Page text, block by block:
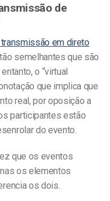
de
em direto
semelhantes que são
o “virtual
que implica que
real, por oposição a
participantes estão
do evento.
que os eventos
os elementos
os dois.